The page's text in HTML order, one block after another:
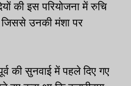
की इस परियोजना में रुचि
जिससे उनकी मंशा पर
की सुनवाई में पहले दिए गए